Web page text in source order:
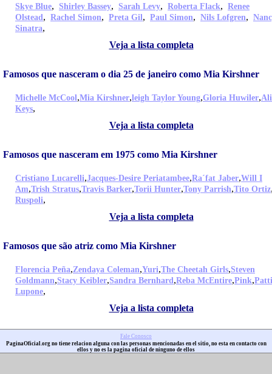
Skye Blue, Shirley Bassey, Sarah Levy, Roberta Flack, Renee
Olstead, Rachel Simon, Preta Gil, Paul Simon, Nils Lofgren,
Sinatra,
Veja a lista completa
Famosos que nasceram o dia 25 de janeiro como Mia Kirshner
Michelle McCool,Mia Kirshner,leigh Taylor Young,Gloria Huwiler,
Keys,
Veja a lista completa
Famosos que nasceram em 1975 como Mia Kirshner
Cristiano Lucarelli,Jacques-Desire Periatambee,Ra´fat Jaber,Will I
Am,Trish Stratus,Travis Barker,Torii Hunter,Tony Parrish,Tito Ortiz
Ruspoli,
Veja a lista completa
Famosos que são atriz como Mia Kirshner
Florencia Peña,Zendaya Coleman,Yuri,The Cheetah Girls,Steven
Goldmann,Stacy Keibler,Sandra Bernhard,Reba McEntire,Pink,Patti
Lupone,
Veja a lista completa
Fale Conosco
PaginaOficial.org no tiene relacion alguna con las personas mencionadas en el sitio, no esta en contacto con
ellos y no es la pagina oficial de ninguno de ellos